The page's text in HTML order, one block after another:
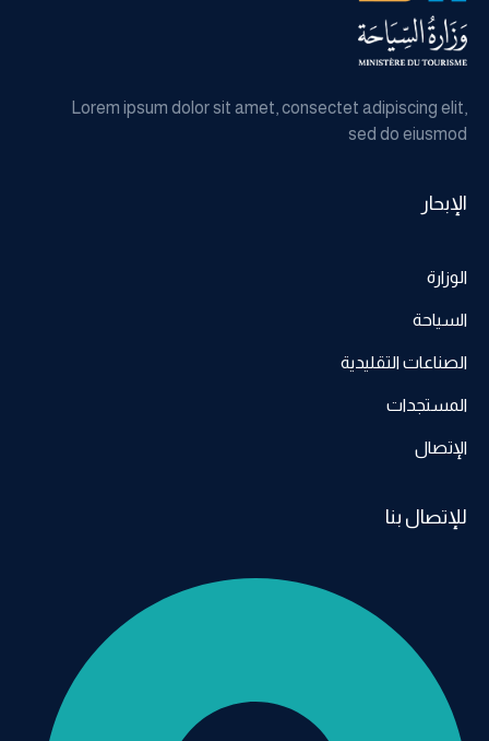
Lorem ipsum dolor sit amet, consectet adipiscing elit,
sed do eiusmod
الإبحار
الوزارة
السياحة
الصناعات التقليدية
المستجدات
الإتصال
للإتصال بنا